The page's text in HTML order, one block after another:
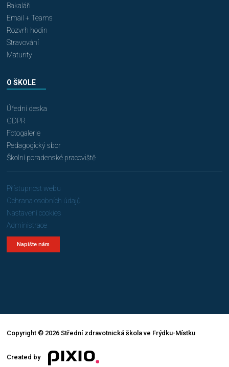
Bakaláři
Email + Teams
Rozvrh hodin
Stravování
Maturity
O ŠKOLE
Úřední deska
GDPR
Fotogalerie
Pedagogický sbor
Školní poradenské pracoviště
Přístupnost webu
Ochrana osobních údajů
Nastavení cookies
Administrace
Napište nám
Copyright © 2026 Střední zdravotnická škola ve Frýdku-Místku
Created by